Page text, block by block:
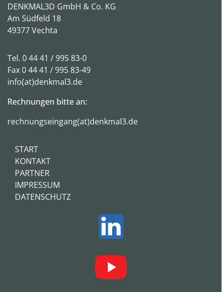
DENKMAL3D GmbH & Co. KG
Am Südfeld 18
49377 Vechta
Tel. 0 44 41 / 995 83-0
Fax 0 44 41 / 995 83-49
info(at)denkmal3.de
Rechnungen bitte an:
rechnungseingang(at)denkmal3.de
START
KONTAKT
PARTNER
IMPRESSUM
DATENSCHUTZ